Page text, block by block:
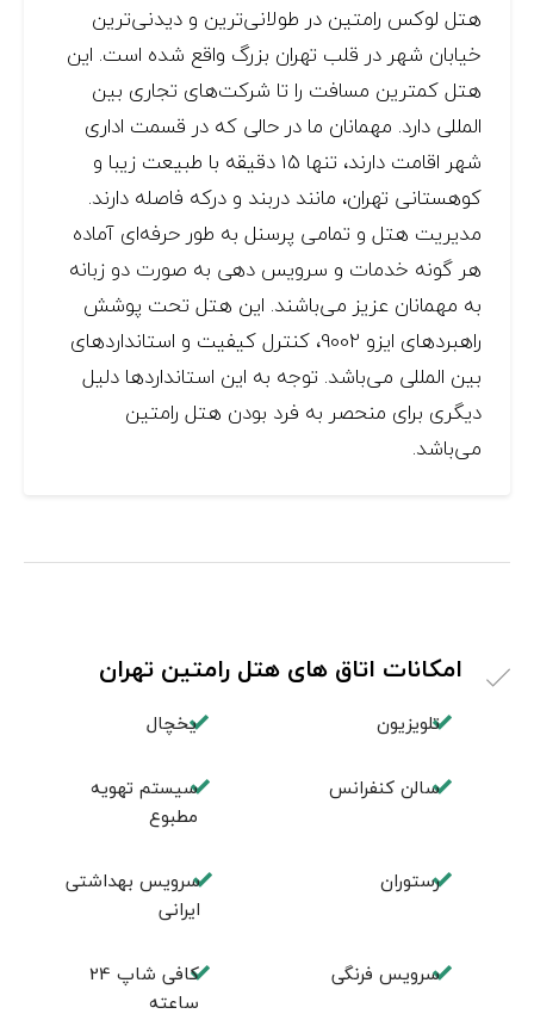
هتل لوکس رامتین در طولانی‌ترین و دیدنی‌ترین
خیابان شهر در قلب تهران بزرگ واقع شده است. این
هتل کمترین مسافت را تا شرکت‌های تجاری بین
المللی دارد. مهمانان ما در حالی که در قسمت اداری
شهر اقامت دارند، تنها 15 دقیقه با طبیعت زیبا و
کوهستانی تهران، مانند دربند و درکه فاصله دارند.
مدیریت هتل و تمامی پرسنل به طور حرفه‌ای آماده
هر گونه خدمات و سرویس دهی به صورت دو زبانه
به مهمانان عزیز می‌باشند. این هتل تحت پوشش
راهبردهای ایزو 9002، کنترل کیفیت و استانداردهای
بین المللی می‌باشد. توجه به این استانداردها دلیل
دیگری برای منحصر به فرد بودن هتل رامتین
می‌باشد.
امکانات اتاق های هتل رامتین تهران
تلویزیون یخچال
سالن کنفرانس
سیستم تهویه
مطبوع
رستوران
سرویس بهداشتی
ایرانی
سرویس فرنگی
کافی شاپ 24
ساعته